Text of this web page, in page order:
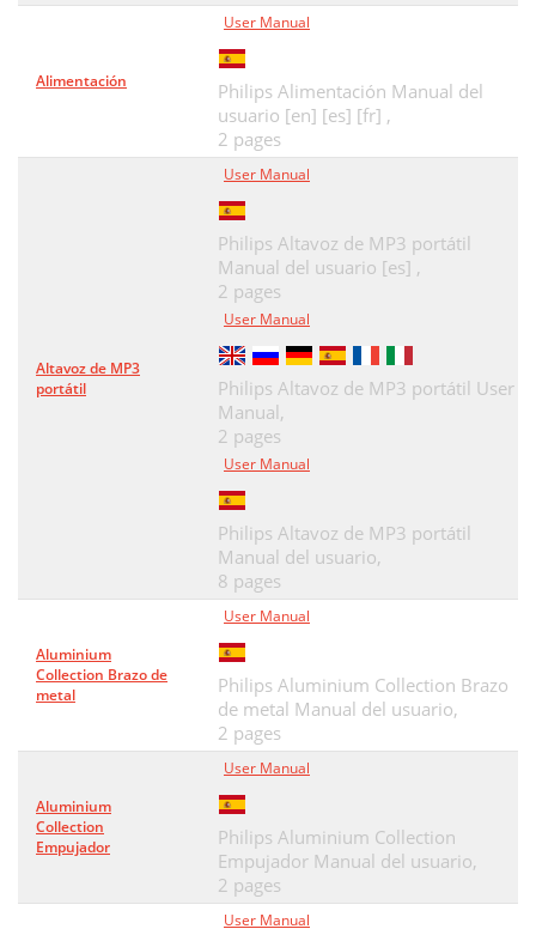
Alimentación
User Manual
Philips Alimentación Manual del
usuario [en] [es] [fr] ,
2 pages
Altavoz de MP3
portátil
User Manual
Philips Altavoz de MP3 portátil
Manual del usuario [es] ,
2 pages
User Manual
Philips Altavoz de MP3 portátil User
Manual,
2 pages
User Manual
Philips Altavoz de MP3 portátil
Manual del usuario,
8 pages
Aluminium
Collection Brazo de
metal
User Manual
Philips Aluminium Collection Brazo
de metal Manual del usuario,
2 pages
Aluminium
Collection
Empujador
User Manual
Philips Aluminium Collection
Empujador Manual del usuario,
2 pages
User Manual